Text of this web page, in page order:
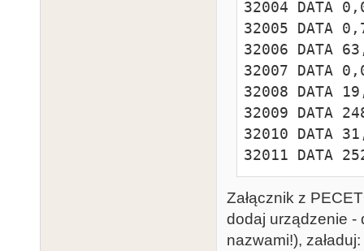
842,13:STOP
31115
9)*256:POKE
31116
TO
71:POKE
31117
31118 READ
FNT+1,B:POKE
FNT+5,F:POKE
31119 POKE
32004 DATA
32005 DATA
32006 DATA
32007 DATA
32008 DATA
32009 DATA
32010 DATA
32011 DATA
Załącznik z
dodaj urządzenie -
nazwami!), załaduj: